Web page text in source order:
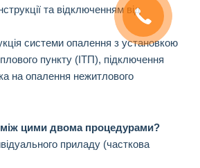
та відключенням від
системи опалення з установкою
пункту (ІТП), підключення
на опалення нежитлового
цими двома процедурами?
приладу (часткова